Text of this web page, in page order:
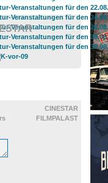
CINESTAR
FILMPALAST